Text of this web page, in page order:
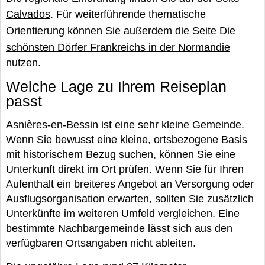
Calvados. Für weiterführende thematische
Orientierung können Sie außerdem die Seite Die
schönsten Dörfer Frankreichs in der Normandie
nutzen.
Welche Lage zu Ihrem Reiseplan
passt
Asnières-en-Bessin ist eine sehr kleine Gemeinde.
Wenn Sie bewusst eine kleine, ortsbezogene Basis
mit historischem Bezug suchen, können Sie eine
Unterkunft direkt im Ort prüfen. Wenn Sie für Ihren
Aufenthalt ein breiteres Angebot an Versorgung oder
Ausflugsorganisation erwarten, sollten Sie zusätzlich
Unterkünfte im weiteren Umfeld vergleichen. Eine
bestimmte Nachbargemeinde lässt sich aus den
verfügbaren Ortsangaben nicht ableiten.